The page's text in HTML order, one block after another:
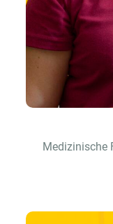
Medizinische